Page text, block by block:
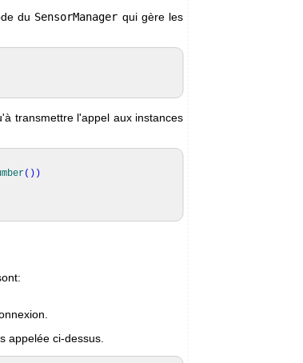
du SensorManager qui gère les
transmettre l'appel aux instances
( ) )
appelée ci-dessus.